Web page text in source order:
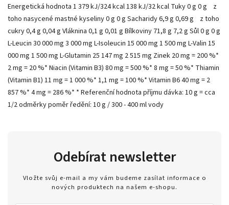
Energetická hodnota 1 379 kJ/324 kcal 138 kJ/32 kcal Tuky 0 g 0 g z
toho nasycené mastné kyseliny 0 g 0 g Sacharidy 6,9 g 0,69 g z toho
cukry 0,4 g 0,04 g Vláknina 0,1 g 0,01 g Bílkoviny 71,8 g 7,2 g Sůl 0 g 0 g
L-Leucin 30 000 mg 3 000 mg L-Isoleucin 15 000 mg 1 500 mg L-Valin 15
000 mg 1 500 mg L-Glutamin 25 147 mg 2 515 mg Zinek 20 mg = 200 %*
2 mg = 20 %* Niacin (Vitamin B3) 80 mg = 500 %* 8 mg = 50 %* Thiamin
(Vitamin B1) 11 mg = 1 000 %* 1,1 mg = 100 %* Vitamin B6 40 mg = 2
857 %* 4 mg = 286 %* * Referenční hodnota příjmu dávka: 10 g = cca
1/2 odměrky poměr ředění: 10 g / 300 - 400 ml vody
Odebírat newsletter
Vložte svůj e-mail a my vám budeme zasílat informace o
nových produktech na našem e-shopu.